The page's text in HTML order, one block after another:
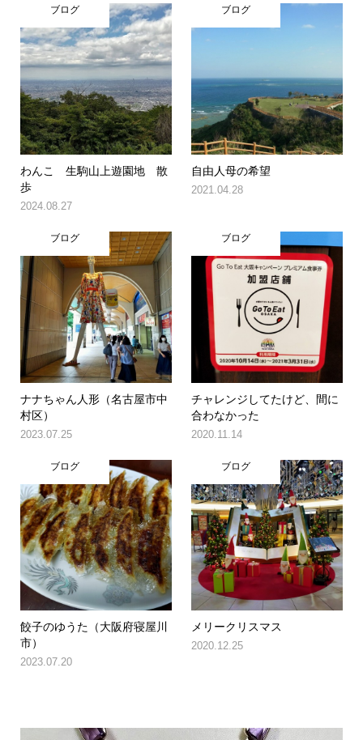
ブログ
わんこ 生駒山上遊園地 散
歩
2024.08.27
ブログ
自由人母の希望
2021.04.28
ブログ
ナナちゃん人形（名古屋市中
村区）
2023.07.25
ブログ
チャレンジしてたけど、間に
合わなかった
2020.11.14
ブログ
餃子のゆうた（大阪府寝屋川
市）
2023.07.20
ブログ
メリークリスマス
2020.12.25